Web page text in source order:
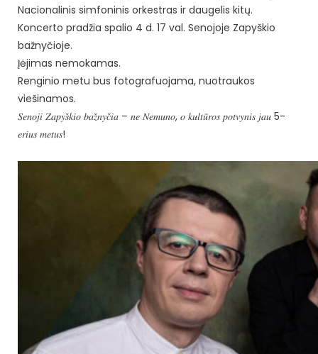
Nacionalinis simfoninis orkestras ir daugelis kitų.
Koncerto pradžia spalio 4 d. 17 val. Senojoje Zapyškio
bažnyčioje.
Įėjimas nemokamas.
Renginio metu bus fotografuojama, nuotraukos
viešinamos.
𝑆𝑒𝑛𝑜𝑗𝑖 𝑍𝑎𝑝𝑦𝑠̌𝑘𝑖𝑜 𝑏𝑎𝑧̌𝑛𝑦𝑐̌𝑖𝑎 – 𝑛𝑒 𝑁𝑒𝑚𝑢𝑛𝑜, 𝑜 𝑘𝑢𝑙𝑡𝑢̄𝑟𝑜𝑠 𝑝𝑜𝑡𝑣𝑦𝑛𝑖𝑠 𝑗𝑎𝑢 5-
𝑒𝑟𝑖𝑢𝑠 𝑚𝑒𝑡𝑢𝑠!